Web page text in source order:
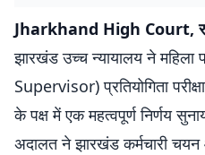
Jharkhand High Court, रांची
झारखंड उच्च न्यायालय ने महिला
Supervisor) प्रतियोगिता
के पक्ष में एक महत्वपूर्ण निर्णय
अदालत ने झारखंड कर्मचारी चयन